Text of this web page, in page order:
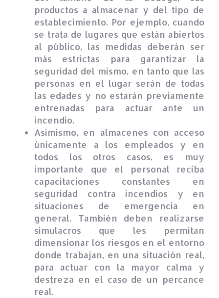
productos a almacenar y del tipo de
establecimiento. Por ejemplo, cuando
se trata de lugares que están abiertos
al público, las medidas deberán ser
más estrictas para garantizar la
seguridad del mismo, en tanto que las
personas en el lugar serán de todas
las edades y no estarán previamente
entrenadas para actuar ante un
incendio.
Asimismo, en almacenes con acceso
únicamente a los empleados y en
todos los otros casos, es muy
importante que el personal reciba
capacitaciones constantes en
seguridad contra incendios y en
situaciones de emergencia en
general. También deben realizarse
simulacros que les permitan
dimensionar los riesgos en el entorno
donde trabajan, en una situación real,
para actuar con la mayor calma y
destreza en el caso de un percance
real.